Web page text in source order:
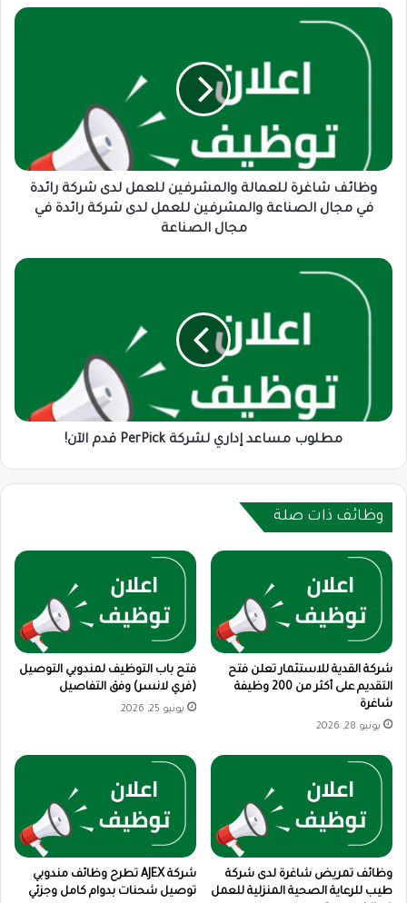
وظائف
للعمالة
في
مجال
الصناعة
لدى
وظائف شاغرة للعمالة والمشرفين للعمل لدى شركة رائدة
في مجال الصناعة والمشرفين للعمل لدى شركة رائدة في
مجال الصناعة
مطلوب
مساعد
إداري
مطلوب مساعد إداري لشركة PerPick قدم الآن!
وظائف ذات صلة
شركة القدية للاستثمار تعلن فتح
التقديم على أكثر من 200 وظيفة
شاغرة
يونيو 28, 2026
فتح باب التوظيف لمندوبي التوصيل
(فري لانسر) وفق التفاصيل
يونيو 25, 2026
وظائف تمريض شاغرة لدى شركة
طيب للرعاية الصحية المنزلية للعمل
شركة AJEX تطرح وظائف مندوبي
توصيل شحنات بدوام كامل وجزئي